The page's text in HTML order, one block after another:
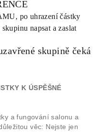
po uhrazení částky
napsat a zaslat
skupině čeká
K ÚSPĚŠNÉ
a fungování salonu a
věc: Nejste jen